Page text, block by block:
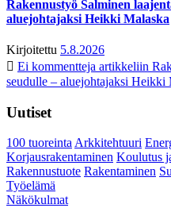
Rakennustyö Salminen
aluejohtajaksi Heikki Malaska
Kirjoitettu 5.8.2026
Ei kommentteja artikkeliin
seudulle – aluejohtajaksi Heikki
Uutiset
100 tuoreintaArkkitehtuuri
Korjausrakentaminen Koulutus
Rakennustuote Rakentaminen
Työelämä
Näkökulmat